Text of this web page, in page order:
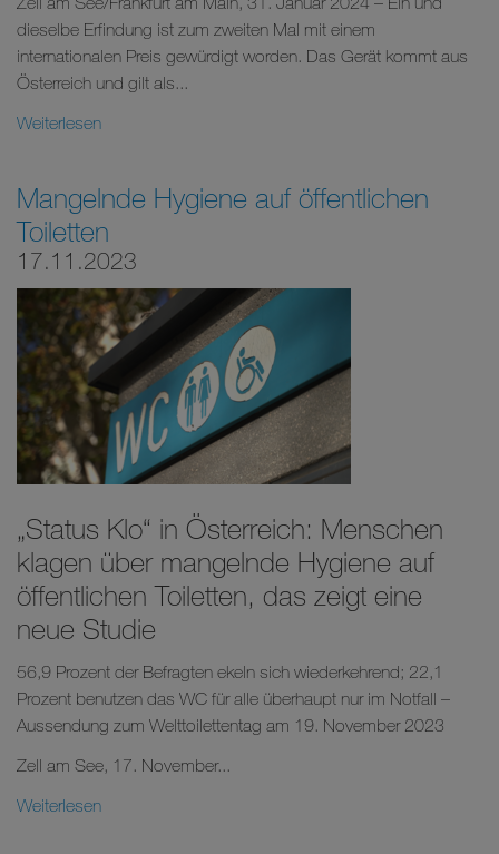
dieselbe Erfindung ist zum zweiten Mal mit einem
internationalen Preis gewürdigt worden. Das Gerät kommt aus
Österreich und gilt als...
Weiterlesen
Mangelnde Hygiene auf öffentlichen
Toiletten
17.11.2023
„Status Klo“ in Österreich: Menschen
klagen über mangelnde Hygiene auf
öffentlichen Toiletten, das zeigt eine
neue Studie
56,9 Prozent der Befragten ekeln sich wiederkehrend; 22,1
Prozent benutzen das WC für alle überhaupt nur im Notfall –
Aussendung zum Welttoilettentag am 19. November 2023
Zell am See, 17. November...
Weiterlesen